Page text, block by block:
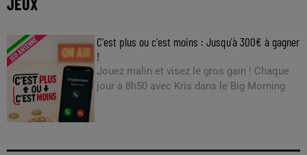
C'est plus ou c'est moins : Jusqu'à 300€ à gagner
!
Jouez malin et visez le gros gain ! Chaque
jour à 8h50 avec Kris dans le Big Morning